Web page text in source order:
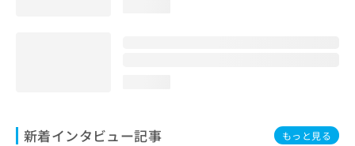
新着インタビュー記事 もっと見る